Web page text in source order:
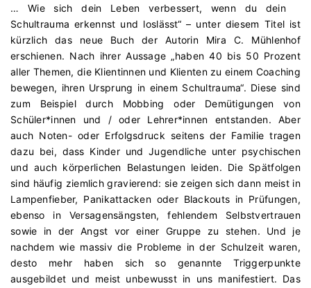
… Wie sich dein Leben verbessert, wenn du dein
Schultrauma erkennst und loslässt“ – unter diesem Titel ist
kürzlich das neue Buch der Autorin Mira C. Mühlenhof
erschienen. Nach ihrer Aussage „haben 40 bis 50 Prozent
aller Themen, die Klientinnen und Klienten zu einem Coaching
bewegen, ihren Ursprung in einem Schultrauma“. Diese sind
zum Beispiel durch Mobbing oder Demütigungen von
Schüler*innen und / oder Lehrer*innen entstanden. Aber
auch Noten- oder Erfolgsdruck seitens der Familie tragen
dazu bei, dass Kinder und Jugendliche unter psychischen
und auch körperlichen Belastungen leiden. Die Spätfolgen
sind häufig ziemlich gravierend: sie zeigen sich dann meist in
Lampenfieber, Panikattacken oder Blackouts in Prüfungen,
ebenso in Versagensängsten, fehlendem Selbstvertrauen
sowie in der Angst vor einer Gruppe zu stehen. Und je
nachdem wie massiv die Probleme in der Schulzeit waren,
desto mehr haben sich so genannte Triggerpunkte
ausgebildet und meist unbewusst in uns manifestiert. Das